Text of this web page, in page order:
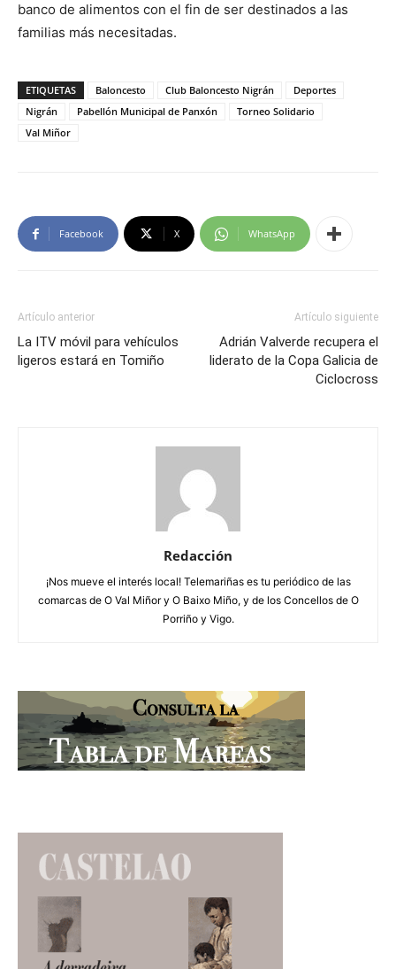
banco de alimentos con el fin de ser destinados a las
familias más necesitadas.
ETIQUETAS Baloncesto Club Baloncesto Nigrán
Deportes
Nigrán
Pabellón Municipal de Panxón
Torneo Solidario
Val Miñor
Facebook X WhatsApp
Artículo anterior
La ITV móvil para vehículos
ligeros estará en Tomiño
Artículo siguiente
Adrián Valverde recupera el
liderato de la Copa Galicia de
Ciclocross
Redacción
¡Nos mueve el interés local! Telemariñas es tu periódico de las
comarcas de O Val Miñor y O Baixo Miño, y de los Concellos de O
Porriño y Vigo.